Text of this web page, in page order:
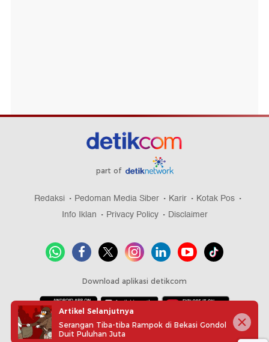
part of
Redaksi Pedoman Media Siber Karir
Kotak Pos
Info Iklan
Privacy Policy Disclaimer
Download aplikasi detikcom
Copyright @ 2026 detikcom, All right reserved
Artikel Selanjutnya
Serangan Tiba-tiba Rampok di Bekasi Gondol
Duit Puluhan Juta